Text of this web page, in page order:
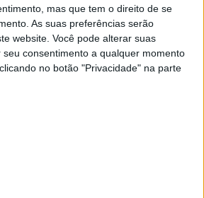
mas que tem o direito de se
As suas preferências serão
website. Você pode alterar suas
consentimento a qualquer momento
no botão "Privacidade" na parte
para ouvir na Estação Diária – 96.8